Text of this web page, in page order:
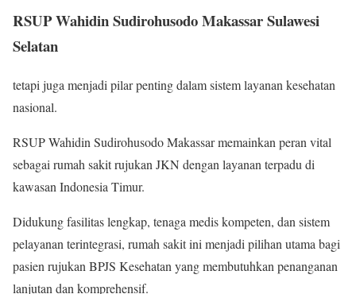
RSUP Wahidin Sudirohusodo Makassar Sulawesi
Selatan
tetapi juga menjadi pilar penting dalam sistem layanan kesehatan
nasional.
RSUP Wahidin Sudirohusodo Makassar memainkan peran vital
sebagai rumah sakit rujukan JKN dengan layanan terpadu di
kawasan Indonesia Timur.
Didukung fasilitas lengkap, tenaga medis kompeten, dan sistem
pelayanan terintegrasi, rumah sakit ini menjadi pilihan utama bagi
pasien rujukan BPJS Kesehatan yang membutuhkan penanganan
lanjutan dan komprehensif.